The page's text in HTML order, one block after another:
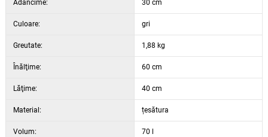
Adâncime: 30 cm
Culoare: gri
Greutate: 1,88 kg
Înălţime: 60 cm
Lăţime: 40 cm
Material: țesătura
Volum: 70 l